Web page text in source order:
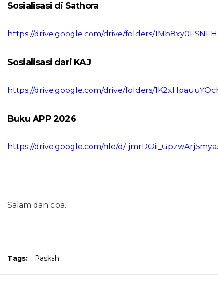
Sosialisasi di Sathora
https://drive.google.com/drive/folders/
Sosialisasi dari KAJ
https://drive.google.com/drive/folders/
Buku APP 2026
https://drive.google.com/file/d/
Salam dan doa.
Tags: Paskah